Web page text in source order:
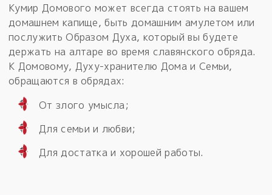
Кумир Домового может всегда стоять на вашем
домашнем капище, быть домашним амулетом или
послужить Образом Духа, который вы будете
держать на алтаре во время славянского обряда.
К Домовому, Духу-хранителю Дома и Семьи,
обращаются в обрядах:
От злого умысла;
Для семьи и любви;
Для достатка и хорошей работы.